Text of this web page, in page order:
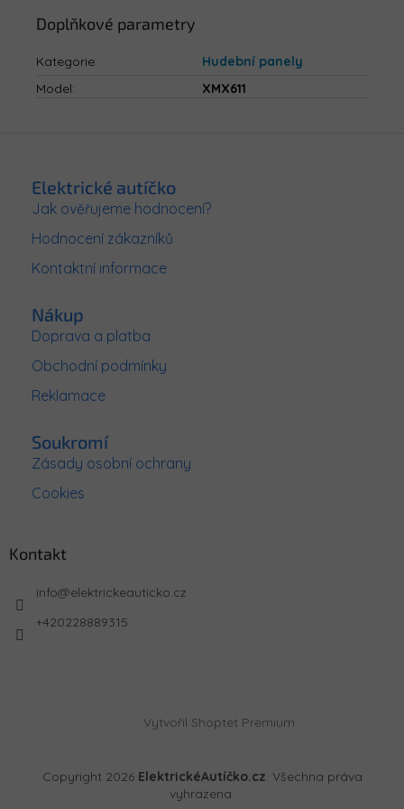
Doplňkové parametry
Kategorie:
Hudební panely
Model: XMX611
Elektrické autíčko
Jak ověřujeme hodnocení?
Hodnocení zákazníků
Kontaktní informace
Nákup
Doprava a platba
Obchodní podmínky
Reklamace
Soukromí
Zásady osobní ochrany
Cookies
Kontakt
info@elektrickeauticko.cz
+420228889315
Vytvořil Shoptet Premium
Copyright 2026 ElektrickéAutíčko.cz. Všechna práva
vyhrazena.